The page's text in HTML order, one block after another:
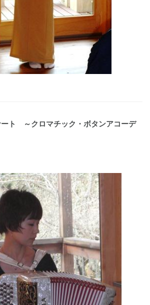
ート ～クロマチック・ボタンアコーデ